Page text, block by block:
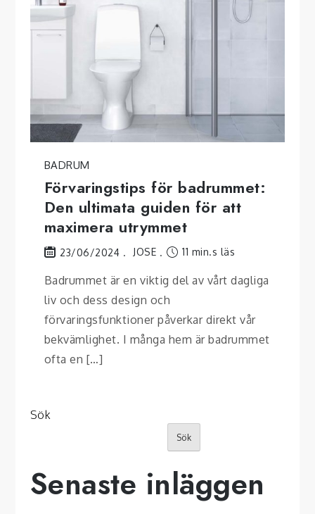
BADRUM
Förvaringstips för badrummet:
Den ultimata guiden för att
maximera utrymmet
23/06/2024 JOSE 11 min.s läs
Badrummet är en viktig del av vårt dagliga
liv och dess design och
förvaringsfunktioner påverkar direkt vår
bekvämlighet. I många hem är badrummet
ofta en […]
Sök
Sök
Senaste inläggen